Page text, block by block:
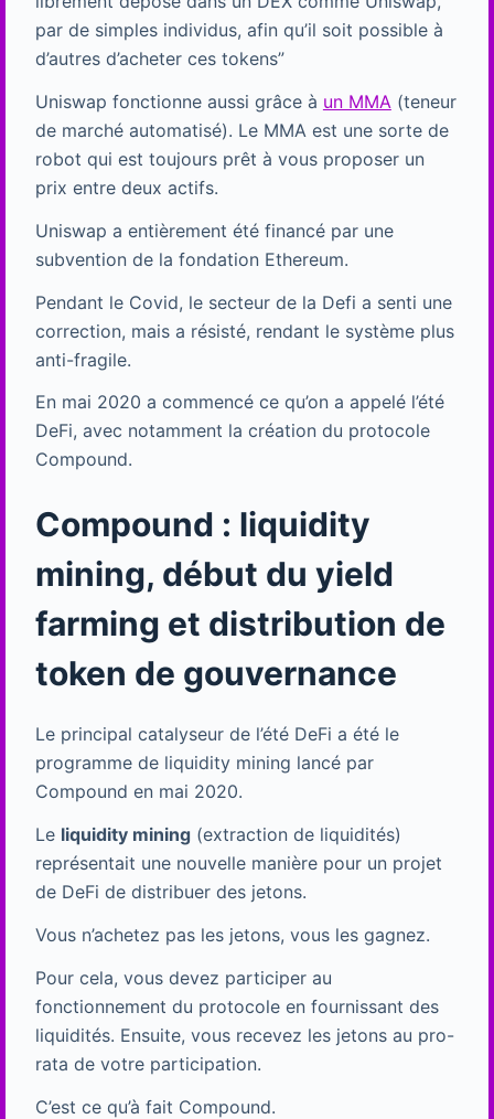
par de simples individus, afin qu’il soit possible à
d’autres d’acheter ces tokens”
Uniswap fonctionne aussi grâce à un MMA(teneur
de marché automatisé). Le MMA est une sorte de
robot qui est toujours prêt à vous proposer un
prix entre deux actifs.
Uniswap a entièrement été financé par une
subvention de la fondation Ethereum.
Pendant le Covid, le secteur de la Defi a senti une
correction, mais a résisté, rendant le système plus
anti-fragile.
En mai 2020 a commencé ce qu’on a appelé l’été
DeFi, avec notamment la création du protocole
Compound.
Compound : liquidity
mining, début du yield
farming et distribution de
token de gouvernance
Le principal catalyseur de l’été DeFi a été le
programme de liquidity mining lancé par
Compound en mai 2020.
Le liquidity mining(extraction de liquidités)
représentait une nouvelle manière pour un projet
de DeFi de distribuer des jetons.
Vous n’achetez pas les jetons, vous les gagnez.
Pour cela, vous devez participer au
fonctionnement du protocole en fournissant des
liquidités. Ensuite, vous recevez les jetons au pro-
rata de votre participation.
C’est ce qu’à fait Compound.